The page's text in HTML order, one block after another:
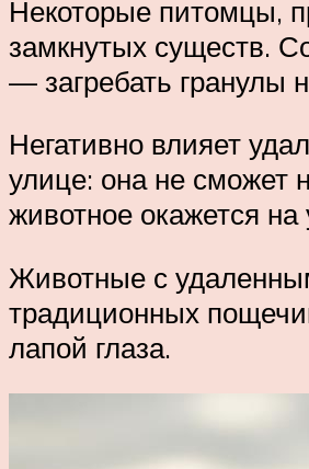
Некоторые питомцы,
замкнутых существ.
— загребать гранулы
Негативно влияет
улице: она не сможет
животное окажется
Животные с
традиционных
лапой глаза.